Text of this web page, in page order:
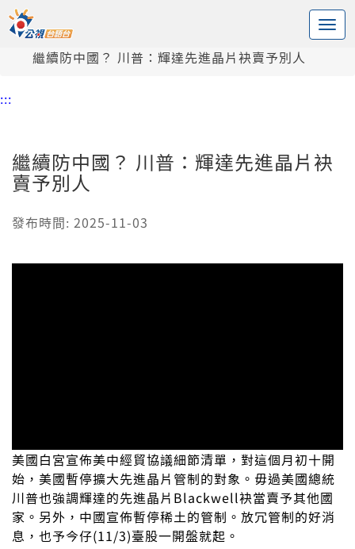
中央內容區塊
頭頁
繼續防中國？ 川普：輝達先進晶片袂賣予別人
:::
繼續防中國？ 川普：輝達先進晶片袂
賣予別人
發布時間: 2025-11-03
美國白宮宣佈美中經貿協議細節清單，對這個月初十開
始，美國暫停擴大先進晶片管制的對象。毋過美國總統
川普也強調輝達的先進晶片Blackwell袂當賣予其他國
家。另外，中國宣佈暫停稀土的管制。放冗管制的好消
息，也予今仔(11/3)臺股一開盤就起。